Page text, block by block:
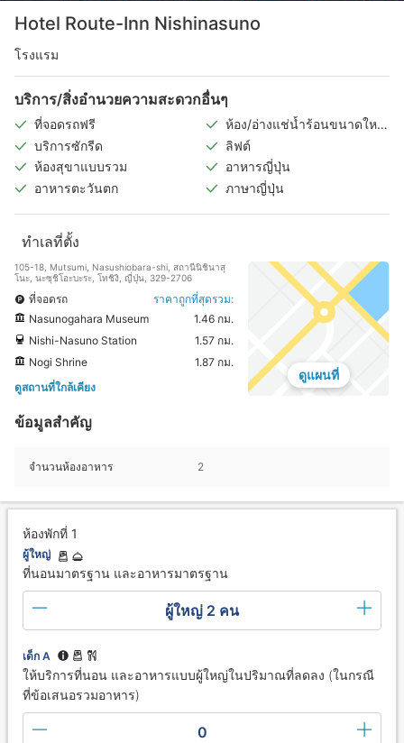
Hotel Route-Inn Nishinasuno
โรงแรม
บริการ/สิ่งอำนวยความสะดวกอื่นๆ
ที่จอดรถฟรี
ห้อง/อ่างแช่น้ำร้อนขนาดใหญ่
ในร่ม
บริการซักรีด
ลิฟต์
ห้องสุขาแบบรวม
อาหารญี่ปุ่น
อาหารตะวันตก
ภาษาญี่ปุ่น
ทำเลที่ตั้ง
105-18, Mutsumi, Nasushiobara-shi, สถานีนิชินาสุ
โนะ, นะซุชิโอะบะระ, โทชิงิ, ญี่ปุ่น, 329-2706
ที่จอดรถ
ราคาถูกที่สุดรวม:
Nasunogahara Museum
1.46 กม.
Nishi-Nasuno Station
1.57 กม.
Nogi Shrine
1.87 กม.
ดูสถานที่ใกล้เคียง
ดูแผนที่
ข้อมูลสำคัญ
จำนวนห้องอาหาร 2
ห้องพักที่ 1
ผู้ใหญ่
ที่นอนมาตรฐาน และอาหารมาตรฐาน
ผู้ใหญ่ 2 คน
เด็ก A
ให้บริการที่นอน และอาหารแบบผู้ใหญ่ในปริมาณที่ลดลง (ในกรณี
ที่ข้อเสนอรวมอาหาร)
0